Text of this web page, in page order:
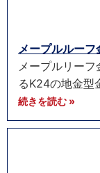
メープルルー
メープルリー
るK24の地金型
続きを読む »